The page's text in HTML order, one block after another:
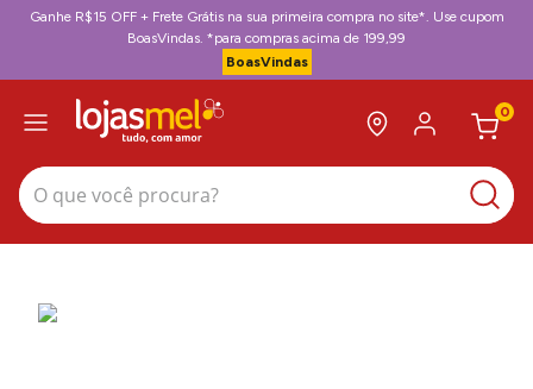
Ganhe R$15 OFF + Frete Grátis na sua primeira compra no site*. Use cupom
BoasVindas. *para compras acima de 199,99
BoasVindas
0
O que você procura?